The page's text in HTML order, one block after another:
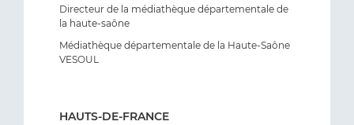
Directeur de la médiathèque départementale de
la haute-saône
Médiathèque départementale de la Haute-Saône
VESOUL
HAUTS-DE-FRANCE